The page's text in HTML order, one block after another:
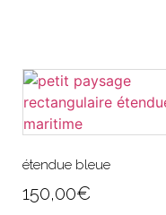
étendue bleue
150,00€